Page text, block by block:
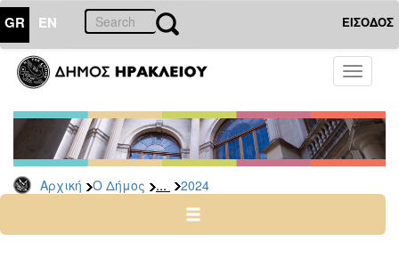
GR EN ΕΙΣΟΔΟΣ
Toggle
Αρχική Ο Δήμος ... 2024
ΔΗΜΟΣ
Δελτία
Τύπου
Αρχείο
2026
2024